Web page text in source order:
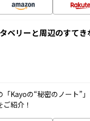
ベリーと周辺のすて
Kayoの“秘密のノート”
紹介！